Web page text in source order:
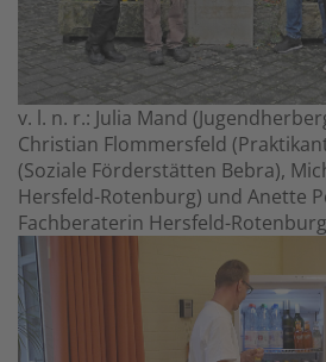
v. l. n. r.: Julia Mand
Christian Flommersfeld
(Soziale Förderstätten Bebra),
Hersfeld-Rotenburg) und Anette
Fachberaterin Hersfeld-